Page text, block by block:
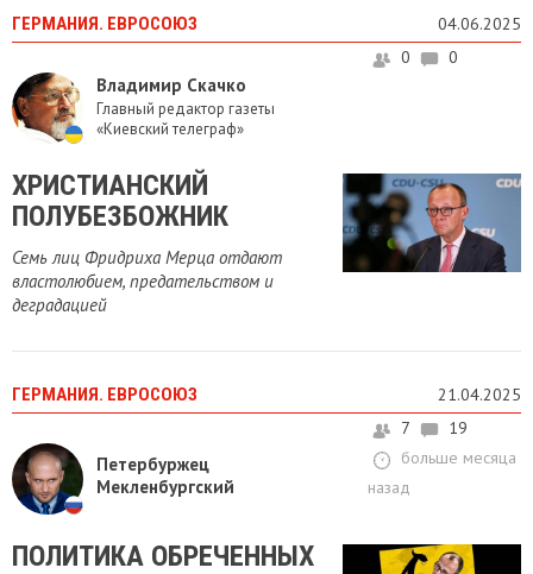
ГЕРМАНИЯ. ЕВРОСОЮЗ 04.06.2025
Владимир Скачко
Главный редактор газеты
«Киевский телеграф»
0 0
ХРИСТИАНСКИЙ
ПОЛУБЕЗБОЖНИК
Семь лиц Фридриха Мерца отдают
властолюбием, предательством и
деградацией
ГЕРМАНИЯ. ЕВРОСОЮЗ 21.04.2025
Петербуржец
Мекленбургский
7
19
больше месяца
назад
ПОЛИТИКА ОБРЕЧЕННЫХ